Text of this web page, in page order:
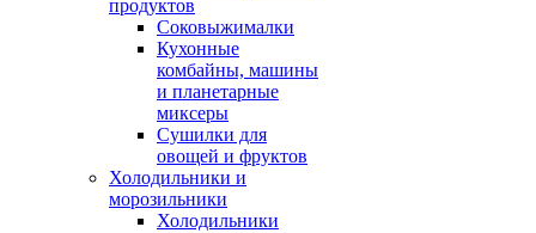
продуктов
Соковыжималки
Кухонные
комбайны, машины
и планетарные
миксеры
Сушилки для
овощей и фруктов
Холодильники и
морозильники
Холодильники